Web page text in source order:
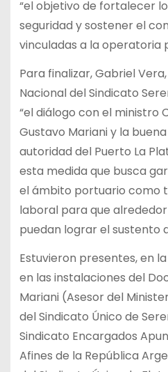
“el objetivo de fortalecer
seguridad y sostener el
vinculadas a la operatoria
Para finalizar, Gabriel
Nacional del Sindicato
“el diálogo con el ministro
Gustavo Mariani y la
autoridad del Puerto La
esta medida que busca
el ámbito portuario como
laboral para que
puedan lograr el sustento
Estuvieron presentes, en
en las instalaciones del
Mariani (Asesor del
del Sindicato Único de
Sindicato Encargados
Afines de la República